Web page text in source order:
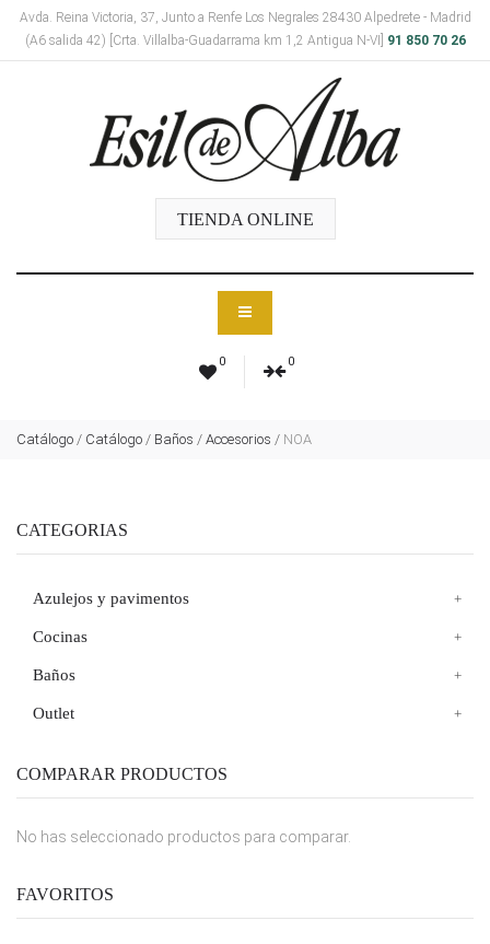
Avda. Reina Victoria, 37, Junto a Renfe Los Negrales 28430 Alpedrete - Madrid
(A6 salida 42) [Crta. Villalba-Guadarrama km 1,2 Antigua N-VI]
91 850 70 26
TIENDA ONLINE
0 0
Catálogo / Catálogo / Baños / Accesorios / NOA
CATEGORIAS
Azulejos y pavimentos
Cocinas
Baños
Outlet
COMPARAR PRODUCTOS
No has seleccionado productos para comparar.
FAVORITOS